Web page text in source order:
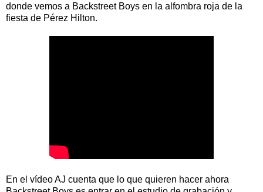
donde vemos a Backstreet Boys en la alfombra roja de la
fiesta de Pérez Hilton.
En el vídeo AJ cuenta que lo que quieren hacer ahora